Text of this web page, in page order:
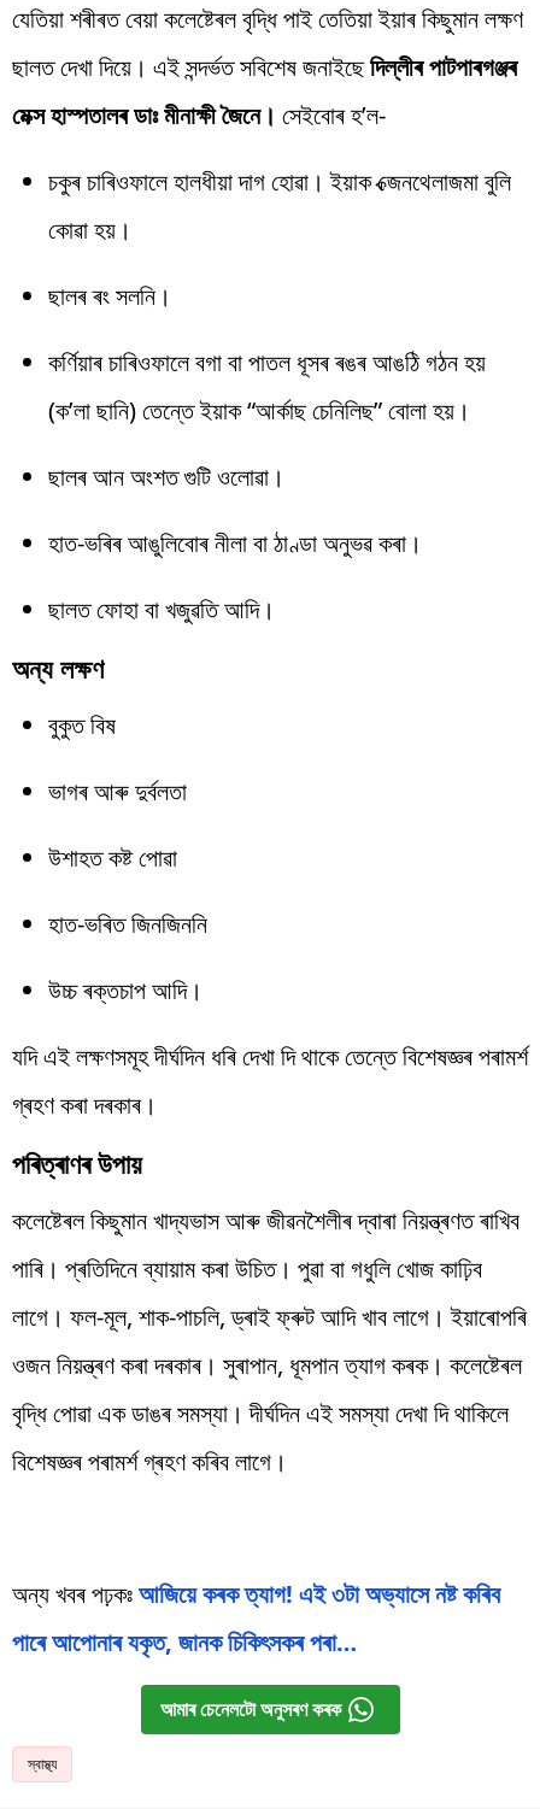
যেতিয়া শৰীৰত বেয়া কলেষ্টেৰল বৃদ্ধি পাই তেতিয়া ইয়াৰ কিছুমান লক্ষণ
ছালত দেখা দিয়ে। এই সন্দৰ্ভত সবিশেষ জনাইছেদিল্লীৰ পাটপাৰগঞ্জৰ
মেক্স হাস্পতালৰ ডাঃ মীনাক্ষী জৈনে। সেইবোৰ হ’ল-
চকুৰ চাৰিওফালে হালধীয়া দাগ হোৱা। ইয়াক ক্জেনথেলাজমা বুলি
কোৱা হয়।
ছালৰ ৰং সলনি।
কৰ্ণিয়াৰ চাৰিওফালে বগা বা পাতল ধূসৰ ৰঙৰ আঙঠি গঠন হয়
(ক’লা ছানি) তেন্তে ইয়াক “আৰ্কাছ চেনিলিছ” বোলা হয়।
ছালৰ আন অংশত গুটি ওলোৱা।
হাত-ভৰিৰ আঙুলিবোৰ নীলা বা ঠাণ্ডা অনুভৱ কৰা।
ছালত ফোহা বা খজুৱতি আদি।
অন্য লক্ষণ
বুকুত বিষ
ভাগৰ আৰু দুৰ্বলতা
উশাহত কষ্ট পোৱা
হাত-ভৰিত জিনজিননি
উচ্চ ৰক্তচাপ আদি।
যদি এই লক্ষণসমূহ দীৰ্ঘদিন ধৰি দেখা দি থাকে তেন্তে বিশেষজ্ঞৰ পৰামৰ্শ
গ্ৰহণ কৰা দৰকাৰ।
পৰিত্ৰাণৰ উপায়
কলেষ্টেৰল কিছুমান খাদ্যভাস আৰু জীৱনশৈলীৰ দ্বাৰা নিয়ন্ত্ৰণত ৰাখিব
পাৰি। প্ৰতিদিনে ব্যায়াম কৰা উচিত। পুৱা বা গধুলি খোজ কাঢ়িব
লাগে। ফল-মূল, শাক-পাচলি, ড্ৰাই ফ্ৰুট আদি খাব লাগে। ইয়াৰোপৰি
ওজন নিয়ন্ত্ৰণ কৰা দৰকাৰ। সুৰাপান, ধূমপান ত্যাগ কৰক। কলেষ্টেৰল
বৃদ্ধি পোৱা এক ডাঙৰ সমস্যা। দীৰ্ঘদিন এই সমস্যা দেখা দি থাকিলে
বিশেষজ্ঞৰ পৰামৰ্শ গ্ৰহণ কৰিব লাগে।
অন্য খবৰ পঢ়কঃআজিয়ে কৰক ত্যাগ! এই ৩টা অভ্যাসে নষ্ট কৰিব
পাৰে আপোনাৰ যকৃত, জানক চিকিৎসকৰ পৰা…
আমাৰ চেনেলটো অনুসৰণ কৰক
স্বাস্থ্য